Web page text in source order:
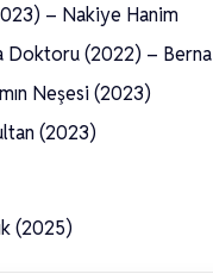
– Nakiye Hanim
Doktoru (2022) – Berna
Neşesi (2023)
(2023)
(2025)